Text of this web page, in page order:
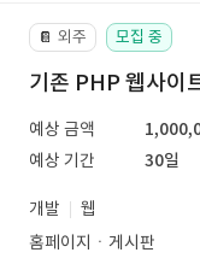
📔 외주 모집 중
기존 PHP 웹사이
예상 금액
예상 기간
30일
개발
웹
홈페이지ㆍ게시판